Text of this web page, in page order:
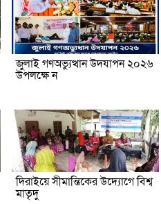
জুলাই গণঅভ্যুত্থান উদযাপন ২০২৬
উপলক্ষে ন
দিরাইয়ে সীমান্তিকের উদ্যোগে বিশ্ব
মাতৃদু